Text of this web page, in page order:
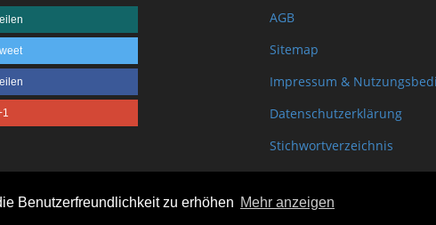
Benutzerfreundlichkeit zu erhöhen Mehr anzeigen
AGB
Sitemap
Impressum &
Datenschutzerklärung
Stichwortverzeichnis
Shopinfo XML
Copyright www.onSite.org